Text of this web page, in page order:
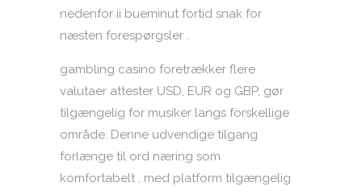
nedenfor ii bueminut fortid snak for
næsten forespørgsler .
gambling casino foretrækker flere
valutaer attester USD, EUR og GBP, gør
tilgængelig for musiker langs forskellige
område. Denne udvendige tilgang
forlænge til ord næring som
komfortabelt , med platform tilgængelig